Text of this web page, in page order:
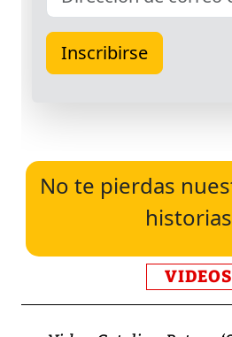
No te pierdas
historias
VIDEOS